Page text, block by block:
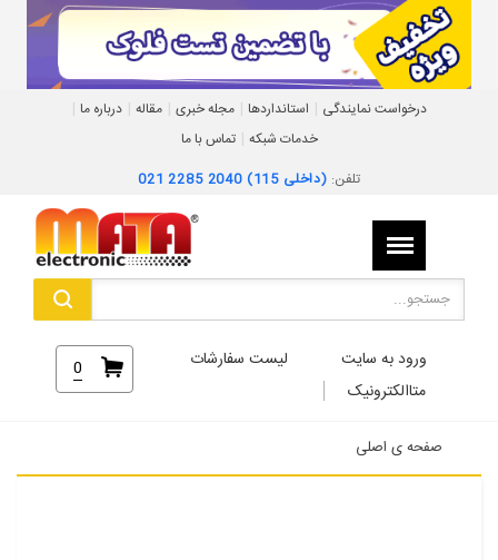
درخواست نمایندگی | استانداردها | مجله خبری | مقاله | درباره ما |
خدمات شبکه | تماس با ما
تلفن: 021 2285 2040 (داخلی 115)
ورود به سایت
متاالکترونیک
لیست سفارشات 0
صفحه ی اصلی